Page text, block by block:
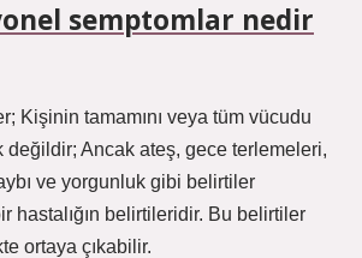
semptomlar nedir
Kişinin tamamını veya tüm vücudu
değildir; Ancak ateş, gece terlemeleri,
ve yorgunluk gibi belirtiler
hastalığın belirtileridir. Bu belirtiler
ortaya çıkabilir.